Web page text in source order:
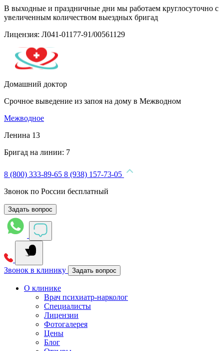
В выходные и праздничные дни мы работаем круглосуточно с
увеличенным количеством выездных бригад
Лицензия: Л041-01177-91/00561129
Домашний доктор
Срочное выведение из запоя на дому в Межводном
Межводное
Ленина 13
Бригад на линии: 7
8 (800) 333-89-65 8 (938) 157-73-05
Звонок по России бесплатный
Задать вопрос
Звонок в клинику Задать вопрос
О клинике
Врач психиатр-нарколог
Специалисты
Лицензии
Фотогалерея
Цены
Блог